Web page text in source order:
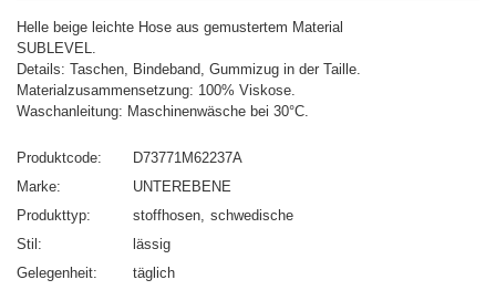
Helle beige leichte Hose aus gemustertem Material
SUBLEVEL.
Details: Taschen, Bindeband, Gummizug in der Taille.
Materialzusammensetzung: 100% Viskose.
Waschanleitung: Maschinenwäsche bei 30°C.
Produktcode
D73771M62237A
Marke
UNTEREBENE
Produkttyp
stoffhosen schwedische
Stil
lässig
Gelegenheit
täglich